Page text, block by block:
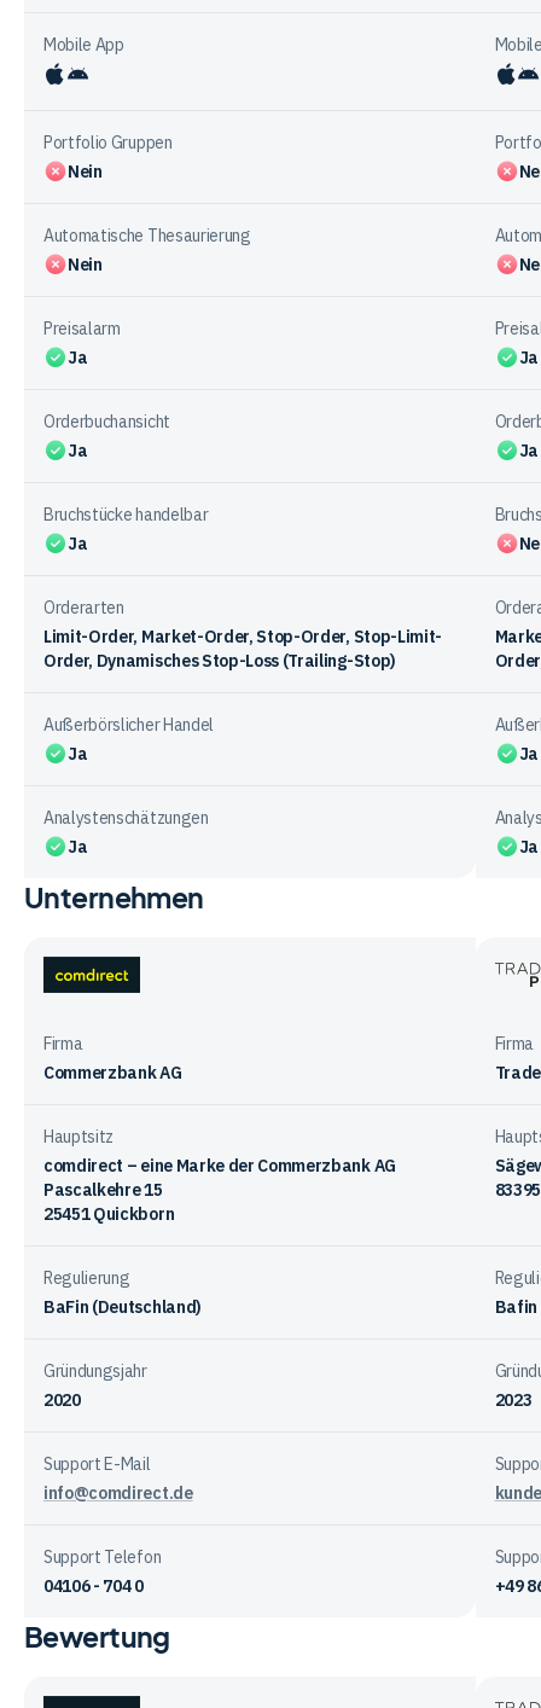
Mobile App
iOSAndroid
Portfolio Gruppen
Nein
Automatische Thesaurierung
Nein
Preisalarm
Ja
Ja
Orderbuchansicht
Ja
Ja
Bruchstücke handelbar
Ja
Orderarten
Limit-Order, Market-Order, Stop-Order, Stop-Limit-
Order, Dynamisches Stop-Loss (Trailing-Stop)
Außerbörslicher Handel
Ja
Ja
Analystenschätzungen
Ja
Ja
Vergleichstabelle
Funktionsangebot
Unternehmen
Firma
Commerzbank AG
Firma
Hauptsitz
comdirect – eine Marke der Commerzbank AG
Pascalkehre 15
25451 Quickborn
Regulierung
BaFin (Deutschland)
Bafin
Gründungsjahr
2020
2023
Support E-Mail
info@comdirect.de
Support Telefon
04106 - 704 0
+49
Vergleichstabelle
Unternehmensstruktur
Bewertung